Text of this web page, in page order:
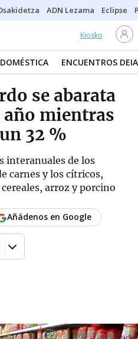
ADN Lezama Eclipse
Kiosko
ENCUENTROS DEIA
se abarata
año mientras
32 %
interanuales de los
carnes y los cítricos,
arroz y porcino
Añádenos en Google